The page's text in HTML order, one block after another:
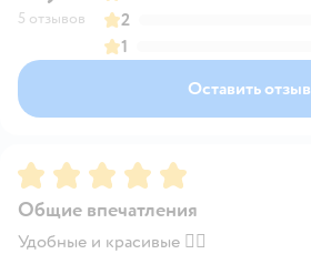
5 отзывов
2
1
Оставить отзыв
Рейтинг:5
Общие впечатления
Удобные и красивые 👍🏻